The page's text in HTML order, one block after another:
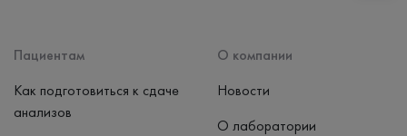
Пациентам
Как подготовиться к сдаче
анализов
О компании
Новости
О лаборатории